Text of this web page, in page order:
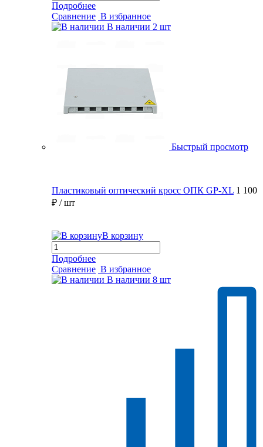
Подробнее
Сравнение В избранное
В наличии 2 шт
Быстрый просмотр
Пластиковый оптический кросс ОПК GP-XL 1 100
₽ / шт
В корзину
Подробнее
Сравнение В избранное
В наличии 8 шт